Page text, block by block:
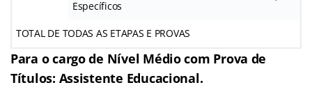
Específicos
TOTAL DE TODAS AS ETAPAS E PROVAS
Para o cargo de Nível Médio com Prova de
Títulos: Assistente Educacional.